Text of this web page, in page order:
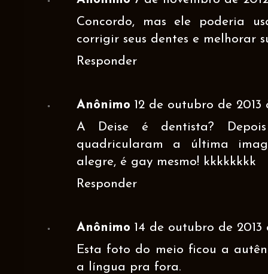
Concordo, mas ele poderia
corrigir seus dentes e melhorar
Responder
Anônimo 12 de outubro de 2013
A Deise é dentista?
quadricularam a última
alegre, é gay mesmo! kkkkkkkk
Responder
Anônimo 14 de outubro de 2013
Esta foto do meio ficou a
a língua pra fora.